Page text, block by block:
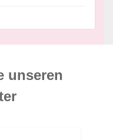
unseren